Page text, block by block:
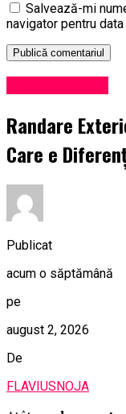
Salvează-mi
navigator pentru
Randare
Care e
Publicat
acum o săptămână
pe
august 2, 2026
De
FLAVIUSNOJA